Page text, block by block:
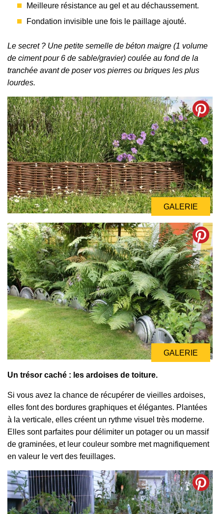
Meilleure résistance au gel et au déchaussement.
Fondation invisible une fois le paillage ajouté.
Le secret ? Une petite semelle de béton maigre (1 volume
de ciment pour 6 de sable/gravier) coulée au fond de la
tranchée avant de poser vos pierres ou briques les plus
lourdes.
GALERIE
GALERIE
Un trésor caché : les ardoises de toiture.
Si vous avez la chance de récupérer de vieilles ardoises,
elles font des bordures graphiques et élégantes. Plantées
à la verticale, elles créent un rythme visuel très moderne.
Elles sont parfaites pour délimiter un potager ou un massif
de graminées, et leur couleur sombre met magnifiquement
en valeur le vert des feuillages.